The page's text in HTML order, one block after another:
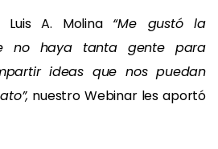
Luis A. Molina “Me gustó la
no haya tanta gente para
ideas que nos puedan
nuestro Webinar les aportó